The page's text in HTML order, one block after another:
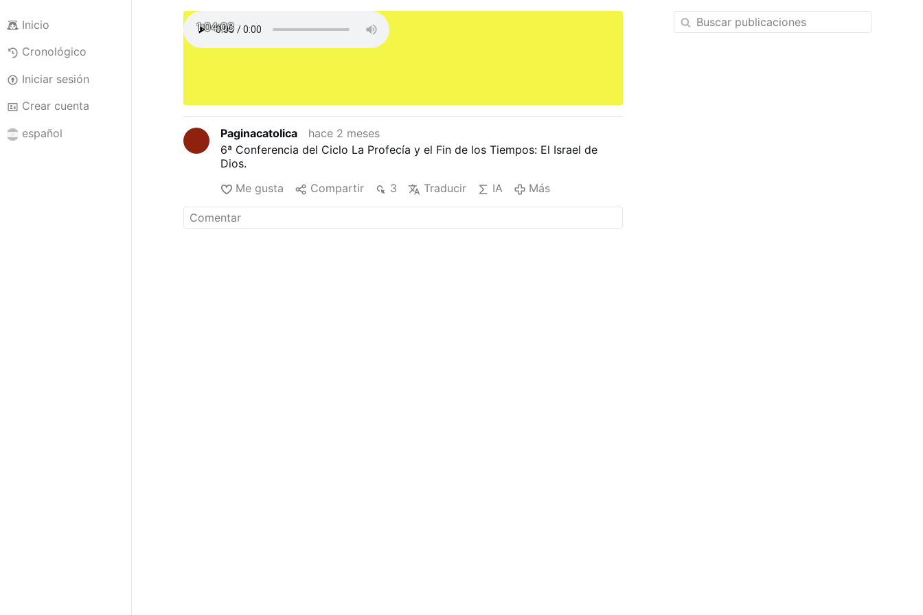
Inicio
Cronológico
Iniciar sesión
Crear cuenta
español
1:04:03
Paginacatolica
hace 2 meses
6ª Conferencia del Ciclo La Profecía y el Fin de los Tiempos: El Israel de
Dios.
Me gusta
Compartir 3 Traducir IA Más